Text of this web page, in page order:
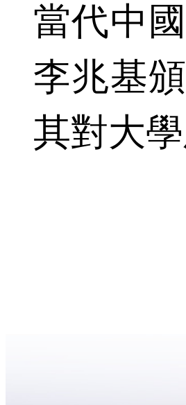
當代中
李兆基
其對大